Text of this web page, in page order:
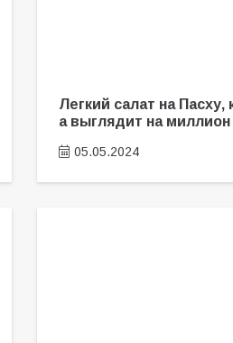
Легкий салат на
а выглядит на миллион
05.05.2024